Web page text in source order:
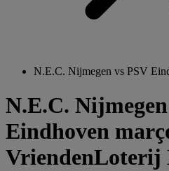
N.E.C. Nijmegen vs PSV
N.E.C.
Eindhoven
VriendenLoterij